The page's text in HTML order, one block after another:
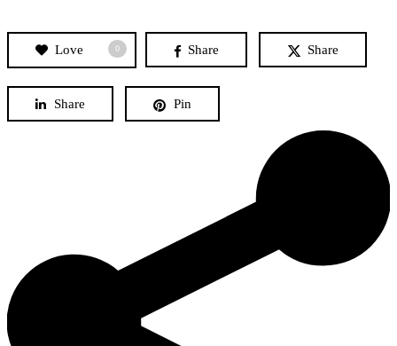
Love 0 Share Share
Share Pin